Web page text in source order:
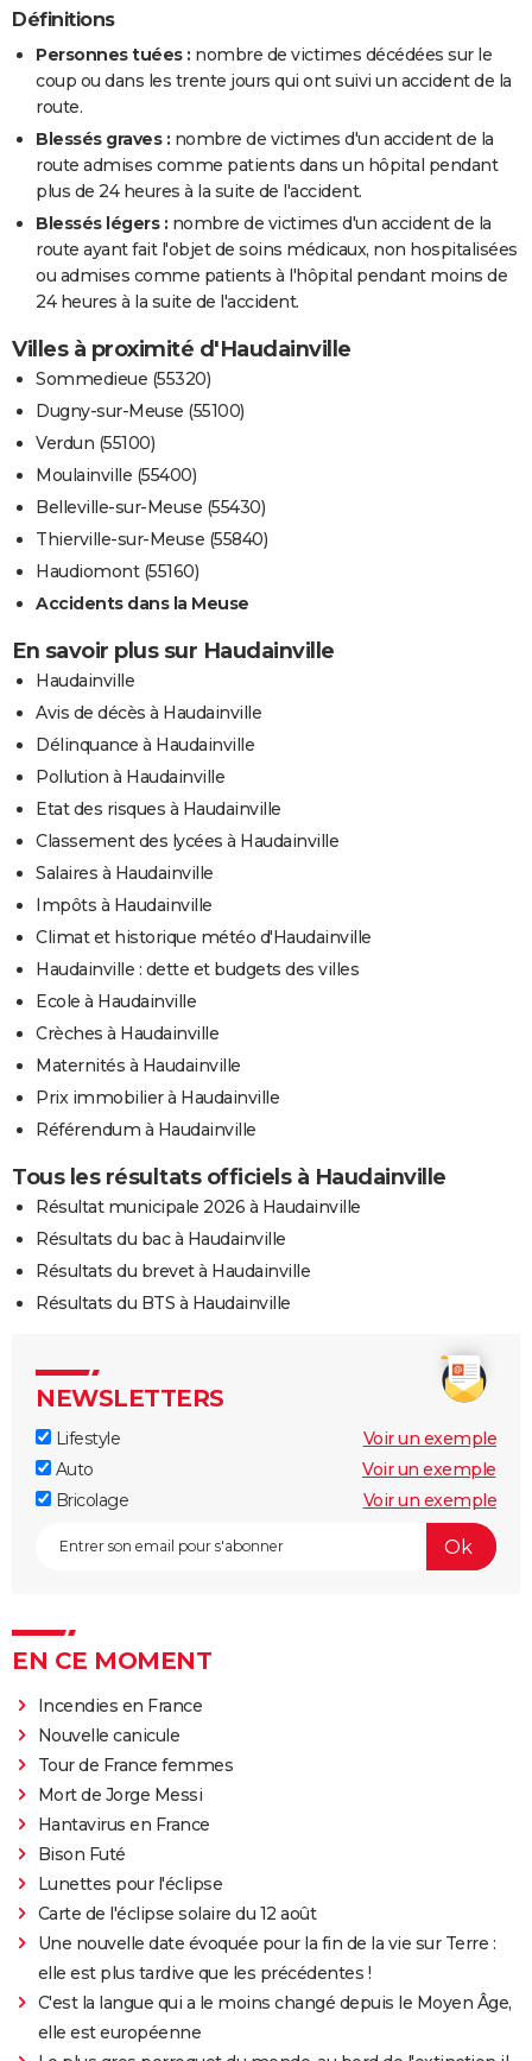
Définitions
Personnes tuées : nombre de victimes décédées sur le
coup ou dans les trente jours qui ont suivi un accident de la
route.
Blessés graves : nombre de victimes d'un accident de la
route admises comme patients dans un hôpital pendant
plus de 24 heures à la suite de l'accident.
Blessés légers : nombre de victimes d'un accident de la
route ayant fait l'objet de soins médicaux, non hospitalisées
ou admises comme patients à l'hôpital pendant moins de
24 heures à la suite de l'accident.
Villes à proximité d'Haudainville
Sommedieue (55320)
Dugny-sur-Meuse (55100)
Verdun (55100)
Moulainville (55400)
Belleville-sur-Meuse (55430)
Thierville-sur-Meuse (55840)
Haudiomont (55160)
Accidents dans la Meuse
En savoir plus sur Haudainville
Haudainville
Avis de décès à Haudainville
Délinquance à Haudainville
Pollution à Haudainville
Etat des risques à Haudainville
Classement des lycées à Haudainville
Salaires à Haudainville
Impôts à Haudainville
Climat et historique météo d'Haudainville
Haudainville : dette et budgets des villes
Ecole à Haudainville
Crèches à Haudainville
Maternités à Haudainville
Prix immobilier à Haudainville
Référendum à Haudainville
Tous les résultats officiels à Haudainville
Résultat municipale 2026 à Haudainville
Résultats du bac à Haudainville
Résultats du brevet à Haudainville
Résultats du BTS à Haudainville
NEWSLETTERS
Lifestyle
Voir un exemple
Auto
Voir un exemple
Bricolage
Voir un exemple
EN CE MOMENT
Incendies en France
Nouvelle canicule
Tour de France femmes
Mort de Jorge Messi
Hantavirus en France
Bison Futé
Lunettes pour l'éclipse
Carte de l'éclipse solaire du 12 août
Une nouvelle date évoquée pour la fin de la vie sur Terre :
elle est plus tardive que les précédentes !
C'est la langue qui a le moins changé depuis le Moyen Âge,
elle est européenne